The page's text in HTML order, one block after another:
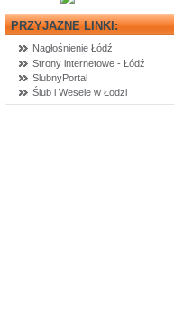
PRZYJAZNE LINKI:
Nagłośnienie Łódź
Strony internetowe - Łódź
SlubnyPortal
Ślub i Wesele w Łodzi